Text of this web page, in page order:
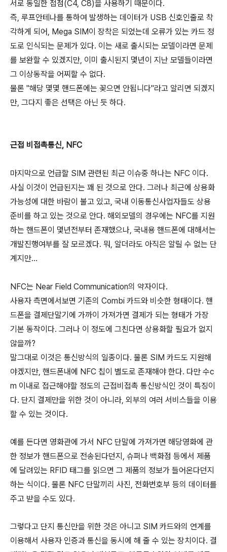
서로 동일한 접점(C4, C8)을 사용하기 때문이다.
즉, 루프안테나를 통하여 발생하는 데이터가 USB 신호인줄로 착
각하게 되어, Mega SIM이 장착은 되었는데 오류가 있는 카드 정
도로 인식되는 문제가 있다. 이는 새로 출시되는 모델이라면 문제
를 보완할 수 있겠지만, 이미 출시된지 몇년이 지난 모델들이라면
그 이상동작을 어찌할 수 없다.
물론 "해당 몇몇 핸드폰에는 꽂으면 안됩니다"라고 알리면 되겠지
만, 그다지 좋은 선택은 아닌 듯 하다.
근접 비접촉통신, NFC
마지막으로 언급할 SIM 관련된 최근 이슈중 하나는 NFC 이다.
사실 이것이 언급된지는 꽤 된 것으로 안다. 그러나 최근에 상용화
가능성에 대한 바람이 불고 있고, 국내 이동통신사업자들도 상용
준비를 하고 있는 것으로 안다. 해외모델의 경우에는 NFC를 지원
하는 핸드폰이 몇년전부터 존재했으나, 국내용 핸드폰에 대해서는
개발진행여부를 잘 모르겠다. 뭐, 알더라도 아직은 알릴 수 없는 단
계지만...
NFC는 Near Field Communication의 약자이다.
사용자 측면에서보면 기존의 Combi 카드와 비슷한 형태이다. 핸
드폰을 결제단말기에 가까이 가져가면 결제가 되는 형태가 가장
기본 동작이다. 그러나 이 정도에 그친다면 상용화할 필요가 없지
않을까?
말그대로 이것은 통신방식의 일종이다. 물론 SIM 카드도 지원해
야겠지만, 핸드폰내에 NFC 칩이 별도로 존재해야 한다. 다만 수c
m 이내로 접근해야할 정도의 근접비접촉 통신방식인 것이 특징이
다. 단지 결제만을 위한 것이 아니라, 외부의 여러 서비스들을 이용
할 수 있는 것이다.
예를 든다면 영화관에 가서 NFC 단말에 가져가면 해당영화에 관
한 정보가 핸드폰으로 전송된다던지, 슈퍼나 백화점 등에서 제품
에 달려있는 RFID 태그를 읽으면 그 제품의 정보가 들어온다던지
하는 식이다. 물론 NFC 단말끼리 사진, 전화번호부 등의 데이터를
주고 받을 수도 있다.
그렇다고 단지 통신만을 위한 것은 아니고 SIM 카드와의 연계를
이용해서 사용자 인증과 통신을 동시에 해 줄 수 있는 장치이다. 결